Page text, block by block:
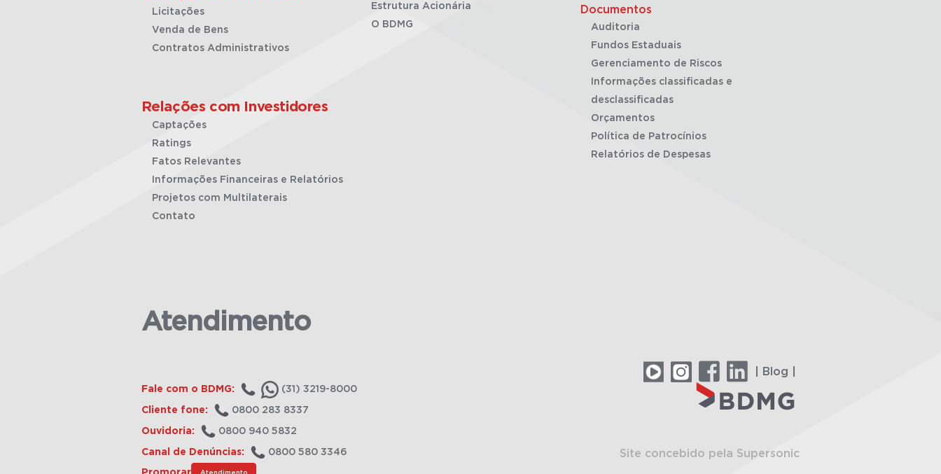
Licitações
Venda de Bens
Contratos Administrativos
Relações com Investidores
Captações
Ratings
Fatos Relevantes
Informações Financeiras e Relatórios
Projetos com Multilaterais
Contato
Estrutura Acionária
O BDMG
Documentos
Auditoria
Fundos Estaduais
Gerenciamento de Riscos
Informações classificadas e
desclassificadas
Orçamentos
Política de Patrocínios
Relatórios de Despesas
Atendimento
Fale com o BDMG: (31) 3219-8000
Cliente fone: 0800 283 8337
Ouvidoria: 0800 940 5832
Canal de Denúncias: 0800 580 3346
Atendimento
| Blog |
Site concebido pela Supersonic